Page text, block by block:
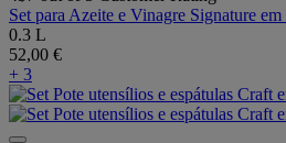
Set para Azeite e Vinagre Signature
0.3 L
52,00 €
+ 3